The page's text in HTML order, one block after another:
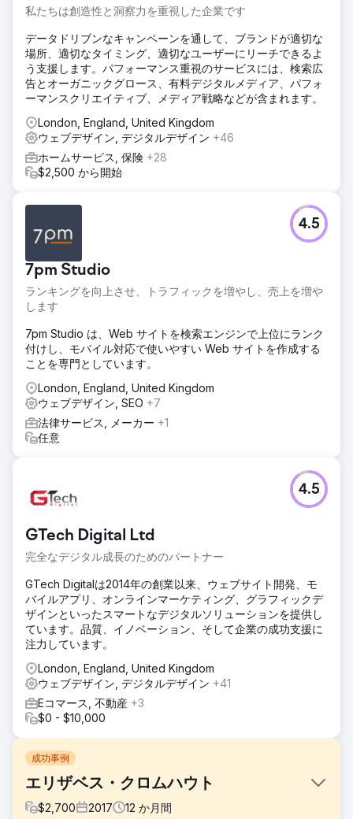
私たちは創造性と洞察力を重視した企業です
データドリブンなキャンペーンを通して、ブランドが適切な
場所、適切なタイミング、適切なユーザーにリーチできるよ
う支援します。パフォーマンス重視のサービスには、検索広
告とオーガニックグロース、有料デジタルメディア、パフォ
ーマンスクリエイティブ、メディア戦略などが含まれます。
London, England, United Kingdom
ウェブデザイン, デジタルデザイン +46
ホームサービス, 保険 +28
$2,500 から開始
7pm Studio
ランキングを向上させ、トラフィックを増やし、売上を増や
します
4.5
7pm Studio は、Web サイトを検索エンジンで上位にランク
付けし、モバイル対応で使いやすい Web サイトを作成する
ことを専門としています。
London, England, United Kingdom
ウェブデザイン, SEO +7
法律サービス, メーカー +1
任意
GTech Digital Ltd
完全なデジタル成長のためのパートナー
4.5
GTech Digitalは2014年の創業以来、ウェブサイト開発、モ
バイルアプリ、オンラインマーケティング、グラフィックデ
ザインといったスマートなデジタルソリューションを提供し
ています。品質、イノベーション、そして企業の成功支援に
注力しています。
London, England, United Kingdom
ウェブデザイン, デジタルデザイン +41
Eコマース, 不動産 +3
$0 - $10,000
成功事例
エリザベス・クロムハウト
$2,700 2017 12 か月間